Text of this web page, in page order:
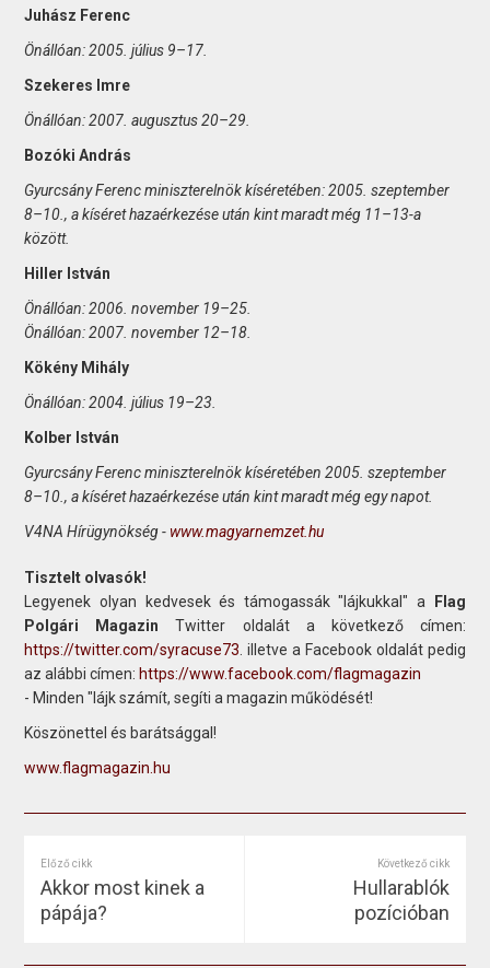
Juhász Ferenc
Önállóan: 2005. július 9–17.
Szekeres Imre
Önállóan: 2007. augusztus 20–29.
Bozóki András
Gyurcsány Ferenc miniszterelnök kíséretében: 2005. szeptember
8–10., a kíséret hazaérkezése után kint maradt még 11–13-a
között.
Hiller István
Önállóan: 2006. november 19–25.
Önállóan: 2007. november 12–18.
Kökény Mihály
Önállóan: 2004. július 19–23.
Kolber István
Gyurcsány Ferenc miniszterelnök kíséretében 2005. szeptember
8–10., a kíséret hazaérkezése után kint maradt még egy napot.
V4NA Hírügynökség - www.magyarnemzet.hu
Tisztelt olvasók!
Legyenek olyan kedvesek és támogassák "lájkukkal" a
Flag
Polgári Magazin Twitter oldalát a következő címen:
https://twitter.com/syracuse73 . illetve a Facebook oldalát pedig
az alábbi címen: https://www.facebook.com/flagmagazin
- Minden "lájk számít, segíti a magazin működését!
Köszönettel és barátsággal!
www.flagmagazin.hu
Előző cikk
Akkor most kinek a
pápája?
Következő cikk
Hullarablók
pozícióban